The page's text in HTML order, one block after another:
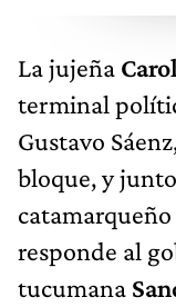
La jujeña
terminal
Gustavo
bloque, y
catamarqueño
responde al
tucumana